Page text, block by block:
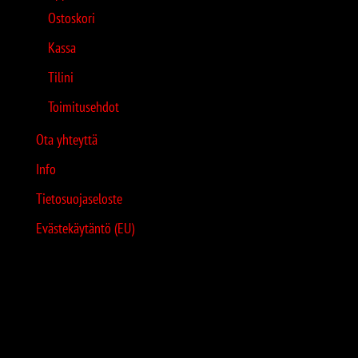
Ostoskori
Kassa
Tilini
Toimitusehdot
Ota yhteyttä
Info
Tietosuojaseloste
Evästekäytäntö (EU)